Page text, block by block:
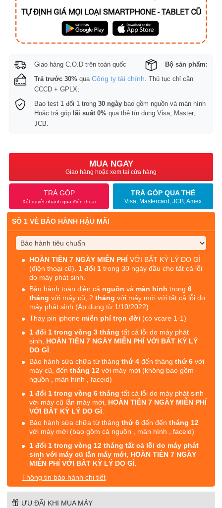
Giao hàng C.O.D trên toàn quốc
Bộ sản phẩm:
Trả trước 30% quaCông ty tài chính . Thủ tục chỉ cần
CCCD + GPLX;
Bao test 1 đổi 1 trong30 ngày bao gồm nguồn và màn hình
Hoặc trả góp lãi suất 0% qua thẻ tín dụng Visa, Master,
JCB.
MUA NGAY
Giao hàng hoặc xem tại cửa hàng
TRẢ GÓP
Xét duyệt nhanh qua điện thoại
TRẢ GÓP QUA THẺ
Visa, Mastercard, JCB, Amex
SỐ 1 VỀ BẢO HÀNH HẬU MÃI
HOÀN TIỀN 7 NGÀY MIỄN PHÍ VỚI BẤT KỲ LÝ DO GÌ
(điện thoại cũ). 1 đổi 1 trong 30 ngày đầu cho tất cả lỗi
do máy phát sinh.
Bảo hành toàn diện cả nguồn và màn hình trong6
tháng với máy cũ, 2 tháng với máy mới với tất cả lỗi do
máy phát sinh (Áp dụng từ 1/10/2022).
Thay pin iphone miễn phí trọn đời (có vcare 1-1)
1 đổi 1 trong vòng 3 thángtất cả lỗi do máy phát
sinh, HOÀN TIỀN 7 NGÀY MIỄN PHÍ VỚI BẤT KỲ LÝ
DO GÌ
Bảo hành sửa chữa từ thángthứ 4 đến thángthứ 6 với
máy cũ, đếntháng 12 với máy mới (không bao gồm
nguồn , màn hình , faceid)
1 đổi 1 trong vòng 6 tháng tất cả lỗi do máy phát sinh
với máy cũ lẫn máy mới, HOÀN TIỀN 7 NGÀY MIỄN PHÍ
VỚI BẤT KỲ LÝ DO GÌ
Bảo hành sửa chữa từ thángthứ 6 đến đếntháng 12
với máy mới (bao gồm cả nguồn , màn hình , faceid)
1 đổi 1 trong vòng 12 tháng tất cả lỗi do máy phát
sinh với máy cũ lẫn máy mới, HOÀN TIỀN 7 NGÀY
MIỄN PHÍ VỚI BẤT KỲ LÝ DO GÌ.
Thông tin bảo hành chi tiết
ƯU ĐÃI KHI MUA MÁY